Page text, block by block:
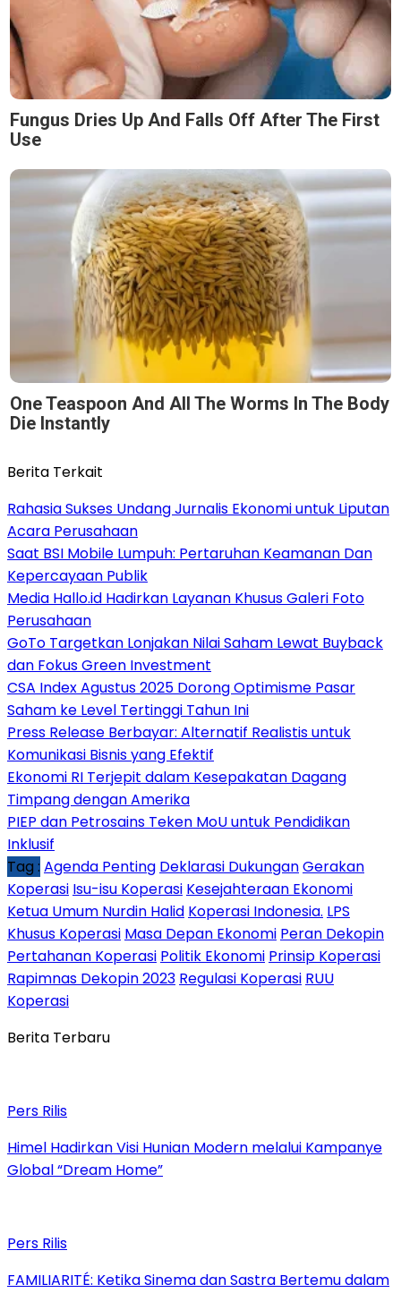
Fungus Dries Up And Falls Off After The First
Use
One Teaspoon And All The Worms In The Body
Die Instantly
Berita Terkait
Rahasia Sukses Undang Jurnalis Ekonomi untuk Liputan
Acara Perusahaan
Saat BSI Mobile Lumpuh: Pertaruhan Keamanan Dan
Kepercayaan Publik
Media Hallo.id Hadirkan Layanan Khusus Galeri Foto
Perusahaan
GoTo Targetkan Lonjakan Nilai Saham Lewat Buyback
dan Fokus Green Investment
CSA Index Agustus 2025 Dorong Optimisme Pasar
Saham ke Level Tertinggi Tahun Ini
Press Release Berbayar: Alternatif Realistis untuk
Komunikasi Bisnis yang Efektif
Ekonomi RI Terjepit dalam Kesepakatan Dagang
Timpang dengan Amerika
PIEP dan Petrosains Teken MoU untuk Pendidikan
Inklusif
Tag : Agenda Penting Deklarasi DukunganGerakan
Koperasi Isu-isu Koperasi Kesejahteraan Ekonomi
Ketua Umum Nurdin Halid Koperasi Indonesia. LPS
Khusus Koperasi Masa Depan Ekonomi Peran Dekopin
Pertahanan Koperasi Politik Ekonomi Prinsip Koperasi
Rapimnas Dekopin 2023 Regulasi Koperasi RUU
Koperasi
Berita Terbaru
Pers Rilis
Himel Hadirkan Visi Hunian Modern melalui Kampanye
Global “Dream Home”
Pers Rilis
FAMILIARITÉ: Ketika Sinema dan Sastra Bertemu dalam